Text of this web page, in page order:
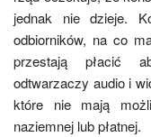
jednak nie dzieje.
odbiorników, na co
przestają płacić
odtwarzaczy audio i
które nie mają
naziemnej lub płatnej.